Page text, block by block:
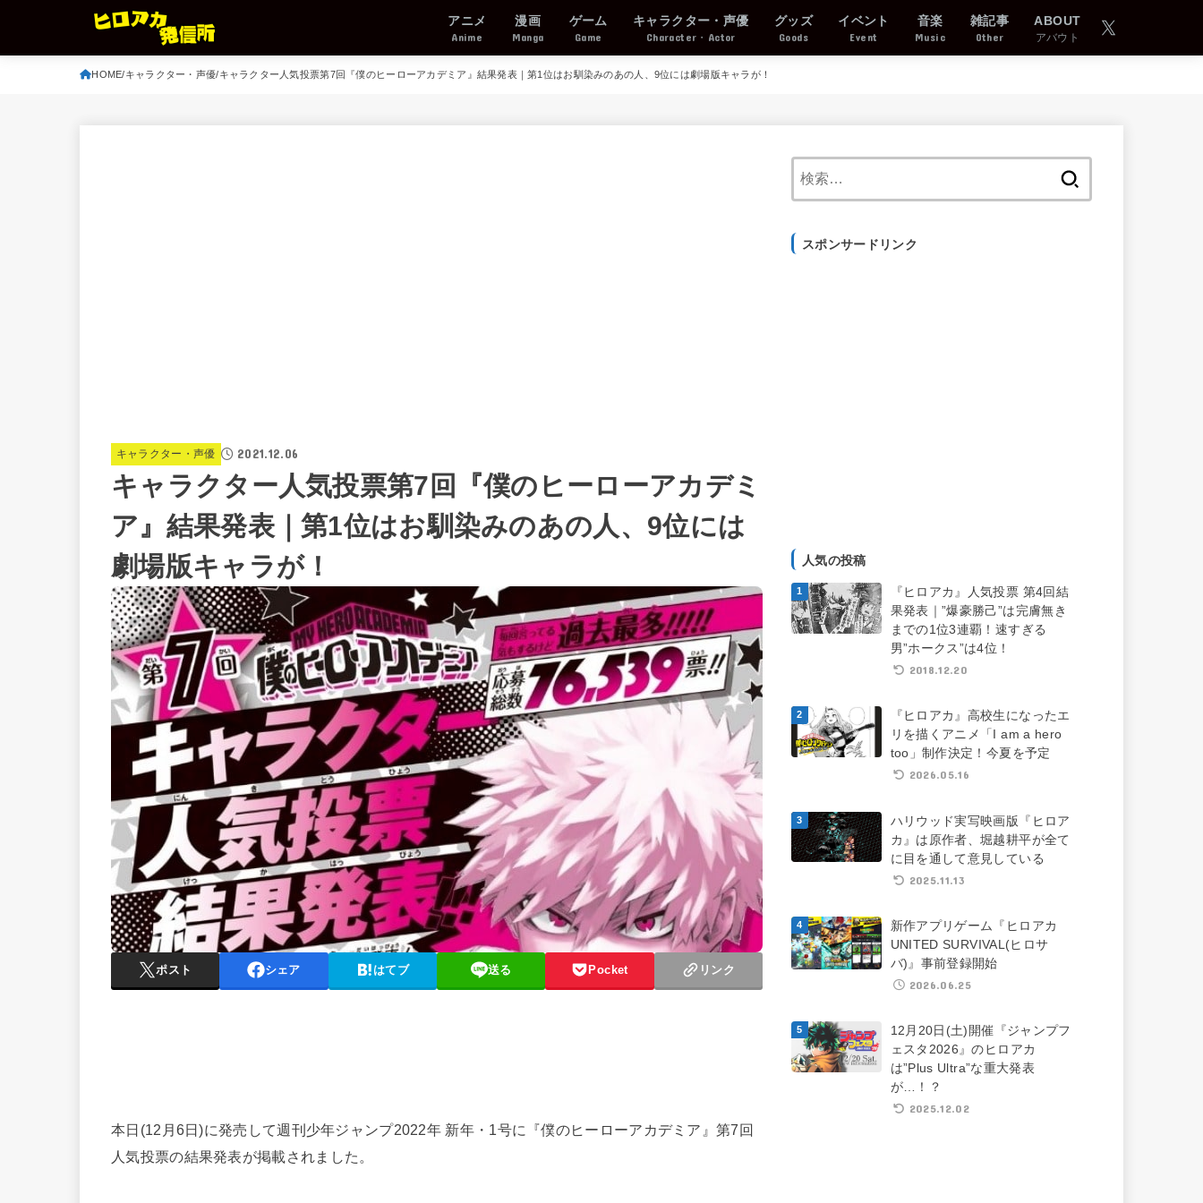
アニメ
Anime
漫画
Manga
ゲーム
Game
キャラクター・声優
Character・Actor
グッズ
Goods
イベント
Event
音楽
Music
雑記事
Other
ABOUT
アバウト
HOME キャラクター・声優 キャラクター人気投票第7回『僕のヒーローアカデミア』結果発表｜第1位はお馴染みのあの人、9位には劇場版キャラが！
キャラクター・声優 2021.12.06
キャラクター人気投票第7回『僕のヒーローアカデミ
ア』結果発表｜第1位はお馴染みのあの人、9位には
劇場版キャラが！
ポスト シェア はてブ 送る Pocket リンク
本日(12月6日)に発売して週刊少年ジャンプ2022年 新年・1号に『僕のヒーローアカデミア』第7回
人気投票の結果発表が掲載されました。
スポンサードリンク
人気の投稿
『ヒロアカ』人気投票 第4回結
果発表｜”爆豪勝己”は完膚無き
までの1位3連覇！速すぎる
男”ホークス”は4位！
2018.12.20
『ヒロアカ』高校生になったエ
リを描くアニメ「I am a hero
too」制作決定！今夏を予定
2026.05.16
ハリウッド実写映画版『ヒロア
カ』は原作者、堀越耕平が全て
に目を通して意見している
2025.11.13
新作アプリゲーム『ヒロアカ
UNITED SURVIVAL(ヒロサ
バ)』事前登録開始
2026.06.25
12月20日(土)開催『ジャンプフ
ェスタ2026』のヒロアカ
は”Plus Ultra”な重大発表
が…！？
2025.12.02